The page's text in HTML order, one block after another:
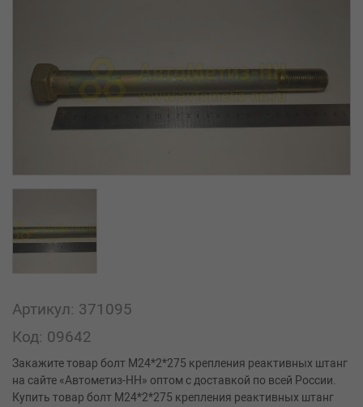
Артикул: 371095
Код: 09642
Закажите товар болт М24*2*275 крепления реактивных штанг
на сайте «Автометиз-НН» оптом с доставкой по всей России.
Купить товар болт М24*2*275 крепления реактивных штанг